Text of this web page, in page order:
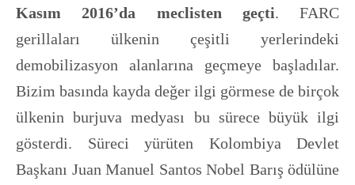
Kasım 2016’da meclisten geçti. FARC
gerillaları ülkenin çeşitli yerlerindeki
demobilizasyon alanlarına geçmeye başladılar.
Bizim basında kayda değer ilgi görmese de birçok
ülkenin burjuva medyası bu sürece büyük ilgi
gösterdi. Süreci yürüten Kolombiya Devlet
Başkanı Juan Manuel Santos Nobel Barış ödülüne